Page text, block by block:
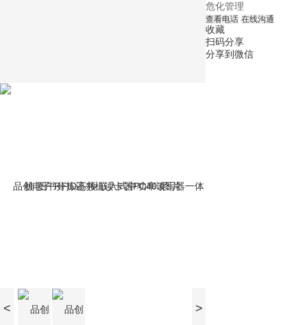
< >
危化管理
查看电话 在线沟通
收藏
扫码分享
分享到微信